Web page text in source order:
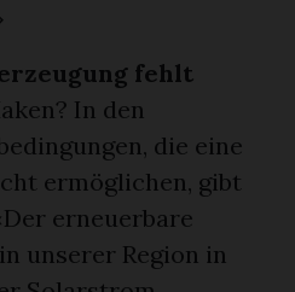
fehlt
In den
die eine
ermöglichen, gibt
erneuerbare
unserer Region in